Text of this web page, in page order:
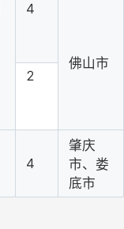
4
佛山市
2
4
肇庆
市、娄
底市